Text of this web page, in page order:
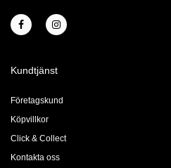
Kundtjänst
Företagskund
Köpvillkor
Click & Collect
Kontakta oss